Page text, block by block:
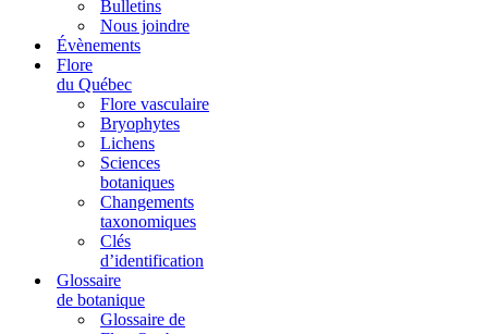
Bulletins
Nous joindre
Évènements
Flore
du Québec
Flore vasculaire
Bryophytes
Lichens
Sciences
botaniques
Changements
taxonomiques
Clés
d’identification
Glossaire
de botanique
Glossaire de